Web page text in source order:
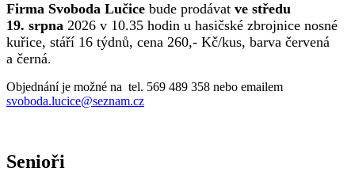
Firma Svoboda Lučice bude prodávat ve středu
19. srpna 2026 v 10.35 hodin u hasičské zbrojnice nosné
kuřice, stáří 16 týdnů, cena 260,- Kč/kus, barva červená
a černá.
Objednání je možné na tel. 569 489 358 nebo emailem
svoboda.lucice@seznam.cz
Senioři